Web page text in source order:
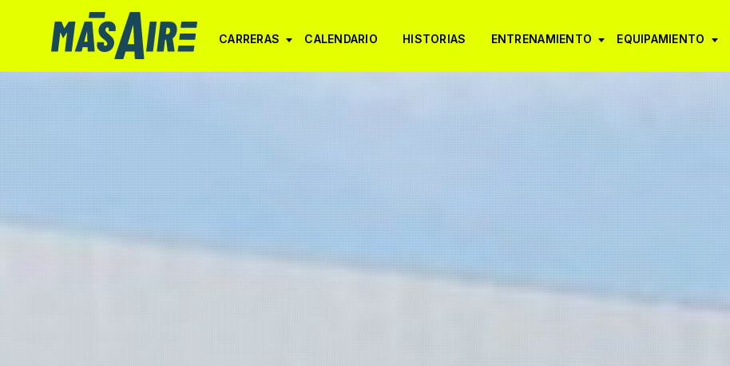
CARRERAS CALENDARIO HISTORIAS ENTRENAMIENTO EQUIPAMIENTO